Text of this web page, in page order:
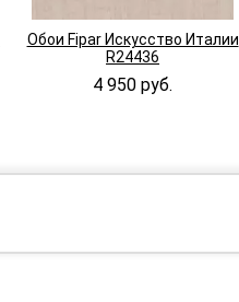
Обои Fipar Искусство Италии
R24436
4 950 руб.